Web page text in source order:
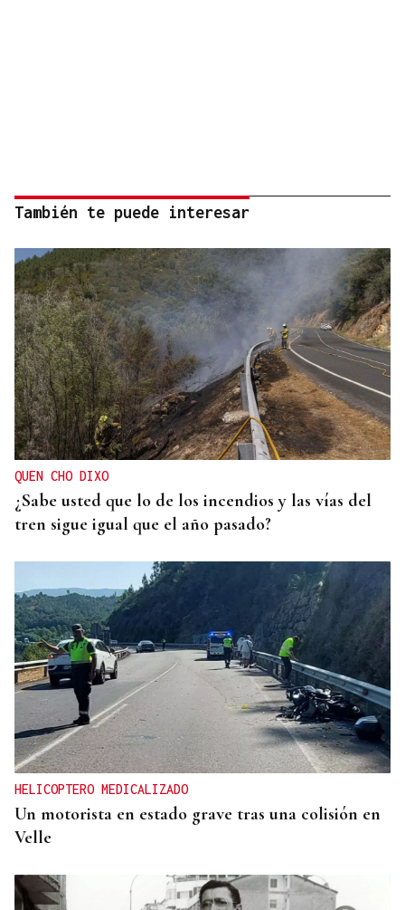
También te puede interesar
QUEN CHO DIXO
¿Sabe usted que lo de los incendios y las vías del
tren sigue igual que el año pasado?
HELICOPTERO MEDICALIZADO
Un motorista en estado grave tras una colisión en
Velle